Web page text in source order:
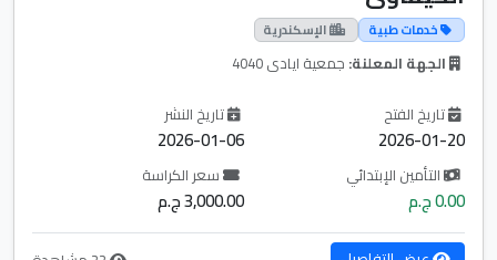
خدمات طبية الإسكندرية
الجهة المعلنة: جمعية ايادى 4040
تاريخ الفتح
2026-01-20
تاريخ النشر
2026-01-06
التأمين الإبتدائي
0.00 ج.م
سعر الكراسة
3,000.00 ج.م